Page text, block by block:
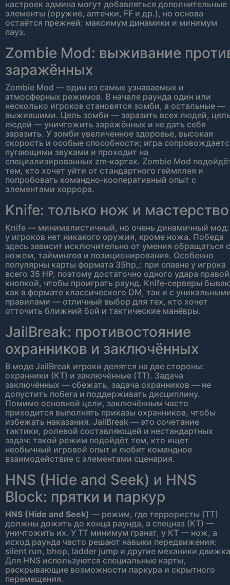
настроек админа могут добавляться дополнительные
элементы (оружие, аптечки, FF и др.), но основа
остаётся прежней: максимум динамики и минимум
пауз.
Zombie Mod: выживание
заражённых
Zombie Mod — один из самых узнаваемых и
атмосферных режимов. В начале раунда один или
несколько игроков становятся зомби, а остальные —
выжившими. Цель зомби — заразить всех людей,
людей — уничтожить заражённых и не дать себя
заразить. У зомби увеличенное здоровье, высокая
скорость и особые способности; игра
пугающими звуками и проходит на
специализированных zm‑картах. Zombie Mod
тем, кто хочет уйти от стандартного геймплея и
попробовать командно‑кооперативный опыт с
элементами хоррора.
Knife: только нож и мастерство
Knife — минималистичный, но очень динамичный мод:
у игроков нет никакого оружия, кроме ножа. Победа
здесь зависит исключительно от умения обращаться с
ножом, таймингов и позиционирования. Особенно
популярны карты формата 35hp_: при спавне у игрока
всего 35 HP, поэтому достаточно одного удара правой
кнопкой, чтобы проиграть раунд. Knife‑серверы
как в формате классического DM, так и с
правилами — отличный выбор для тех, кто хочет
отточить ближний бой и тактические манёвры.
JailBreak: противостояние
охранников и заключённых
В моде JailBreak игроки делятся на две стороны:
охранники (КТ) и заключённые (ТТ). Задача
заключённых — сбежать, задача охранников — не
допустить побега и поддерживать дисциплину.
Помимо основной цели, заключённым часто
приходится выполнять приказы охранников, чтобы
избежать наказания. JailBreak — это сочетание
тактики, ролевой составляющей и нестандартных
задач: такой режим подойдёт тем, кто ищет
необычный игровой опыт и любит командное
взаимодействие с элементами сценария.
HNS (Hide and Seek) и HNS
Block: прятки и паркур
HNS (Hide and Seek) — режим, где террористы (ТТ)
должны дожить до конца раунда, а спецназ (КТ) —
уничтожить их. У ТТ минимум гранат, у КТ — нож, а
исход раунда часто решают навыки передвижения:
silent run, bhop, ladder jump и другие механики
Для HNS используются специальные карты,
раскрывающие возможности паркура и скрытного
перемещения.